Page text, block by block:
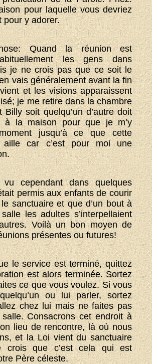
pour laquelle vous devriez
pour y adorer.
Quand la réunion est
les gens dans
je ne crois pas que ce soit le
vais généralement avant la fin
et les visions apparaissent
je me retire dans la chambre
soit quelqu’un d’autre doit
à la maison pour que je m’y
jusqu’à ce que cette
aille car c’est pour moi une
vu cependant dans quelques
permis aux enfants de courir
sanctuaire et que d’un bout à
les adultes s’interpellaient
Voilà un bon moyen de
présentes ou futures!
le service est terminé, quittez
est alors terminée. Sortez
ce que vous voulez. Si vous
ou lui parler, sortez
chez lui mais ne faites pas
Consacrons cet endroit à
lieu de rencontre, là où nous
et la Loi vient du sanctuaire
crois que c’est cela qui est
Père céleste.